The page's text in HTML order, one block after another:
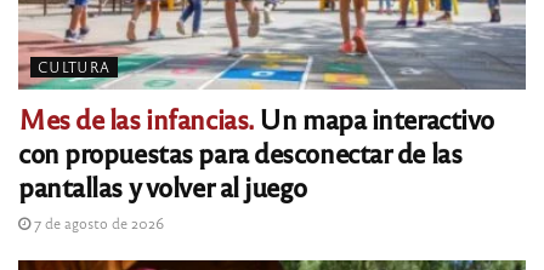
CULTURA
Mes de las infancias.Un mapa interactivo
con propuestas para desconectar de las
pantallas y volver al juego
7 de agosto de 2026